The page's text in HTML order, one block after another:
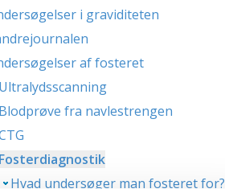
i graviditeten
af fosteret
Ultralydsscanning
Blodprøve fra navlestrengen
Fosterdiagnostik
Hvad undersøger man fosteret for?